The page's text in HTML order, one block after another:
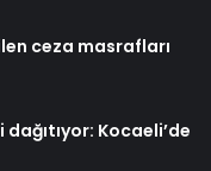
ceza masrafları
Kocaeli’de